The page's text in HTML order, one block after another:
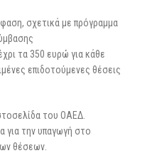
σχετικά με πρόγραμμα
τα 350 ευρώ για κάθε
επιδοτούμενες θέσεις
του ΟΑΕΔ.
για την υπαγωγή στο
θέσεων.